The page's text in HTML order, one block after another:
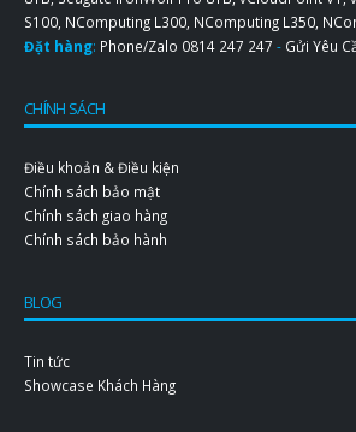
S100 NComputing L300 NComputing L350
Đặt hàng: Phone/Zalo 0814 247 247 - Gửi Yêu
CHÍNH SÁCH
Điều khoản & Điều kiện
Chính sách bảo mật
Chính sách giao hàng
Chính sách bảo hành
BLOG
Tin tức
Showcase Khách Hàng